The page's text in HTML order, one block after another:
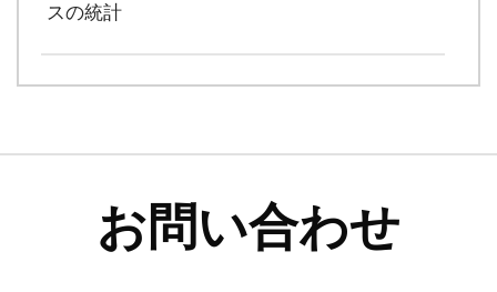
スの統計
お問い合わせ